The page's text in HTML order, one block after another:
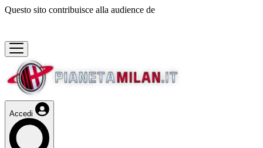
Questo sito contribuisce alla audience de
Accedi